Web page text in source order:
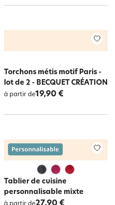
Torchons métis motif Paris -
lot de 2 - BECQUET CRÉATION
à partir de19,90 €
Tablier de cuisine
personnalisable mixte